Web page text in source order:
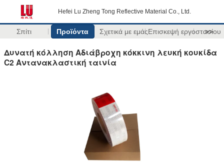
Hefei Lu Zheng Tong Reflective Material Co., Ltd.
Σπίτι Προϊόντα Σχετικά με εμάςΕπισκεψή εργοστασίου
>>
Δυνατή κόλληση Αδιάβροχη κόκκινη λευκή κουκίδα
C2 Αντανακλαστική ταινία